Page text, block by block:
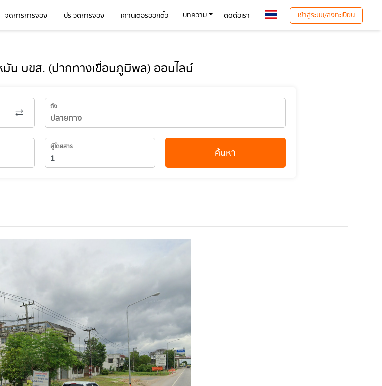
จัดการการจอง ประวัติการจอง เคาน์เตอร์ออกตั๋ว บทความ ติดต่อเรา เข้าสู่ระบบ/ลงทะเบียน
น บขส. (ปากทางเขื่อนภูมิพล) ออนไลน์
ถึง
ผู้โดยสาร ค้นหา